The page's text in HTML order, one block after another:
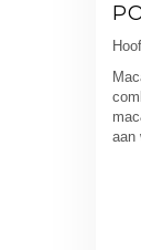
aan